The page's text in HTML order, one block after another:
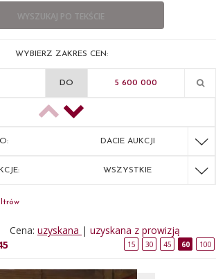
WYBIERZ ZAKRES CEN:
DO
DACIE AUKCJI
WSZYSTKIE
Cena: uzyskana | uzyskana z prowizją
15 30 45 60 100